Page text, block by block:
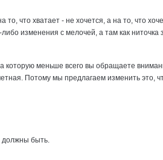
что хватает - не хочется, а на то, что
изменения с мелочей, а там как ниточка
которую меньше всего вы обращаете
Потому мы предлагаем изменить это,
должны быть.